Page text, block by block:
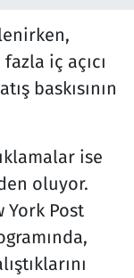
iç açıcı
baskısının
ise
oluyor.
York Post